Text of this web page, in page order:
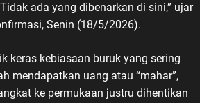
ada yang dibenarkan di sini,” ujar
Senin (18/5/2026).
keras kebiasaan buruk yang sering
mendapatkan uang atau “mahar”,
ke permukaan justru dihentikan